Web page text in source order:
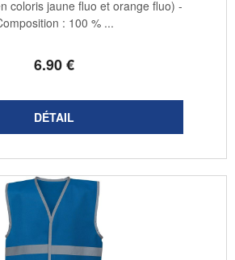
6.90€
coloris jaune fluo et orange fluo) -
: 100 % ...